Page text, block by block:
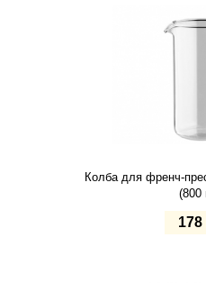
Колба для френч-
(800
178